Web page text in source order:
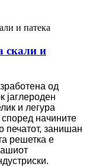
скали и
од
јаглероден
и легура
начините
печатот, занишан
решетка е